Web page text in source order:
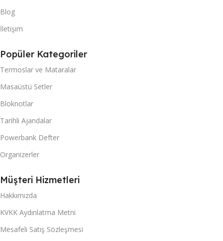
Blog
İletişim
Popüler Kategoriler
Termoslar ve Mataralar
Masaüstü Setler
Bloknotlar
Tarihli Ajandalar
Powerbank Defter
Organizerler
Müşteri Hizmetleri
Hakkımızda
KVKK Aydınlatma Metni
Mesafeli Satış Sözleşmesi